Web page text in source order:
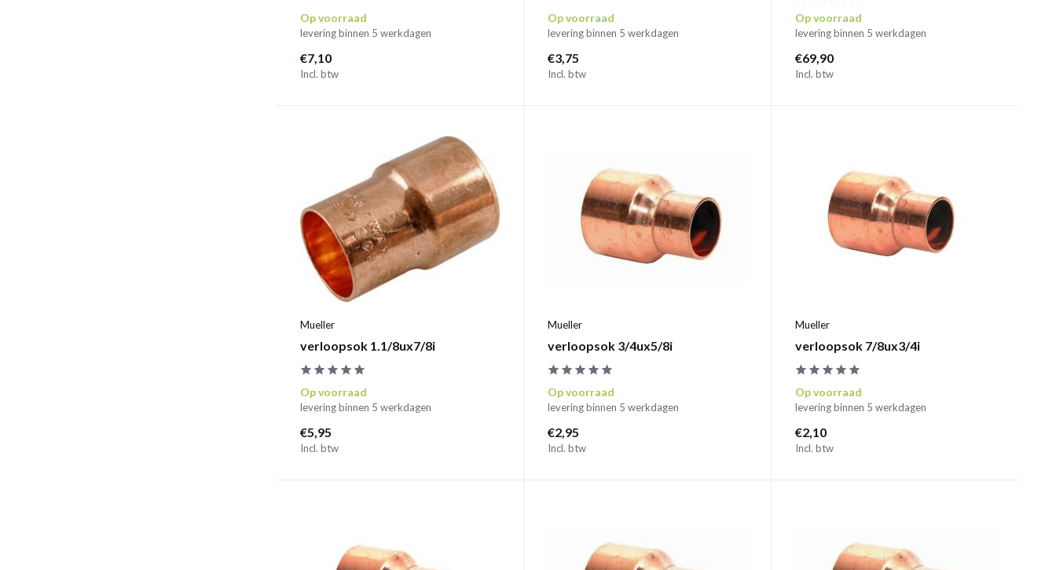
Op voorraad
levering binnen 5 werkdagen
€7,10
Incl. btw
Op voorraad
levering binnen 5 werkdagen
€3,75
Incl. btw
Op voorraad
levering binnen 5 werkdagen
€69,90
Incl. btw
Mueller
verloopsok 1.1/8ux7/8i
Op voorraad
levering binnen 5 werkdagen
€5,95
Incl. btw
Mueller
verloopsok 3/4ux5/8i
Op voorraad
levering binnen 5 werkdagen
€2,95
Incl. btw
Mueller
verloopsok 7/8ux3/4i
Op voorraad
levering binnen 5 werkdagen
€2,10
Incl. btw